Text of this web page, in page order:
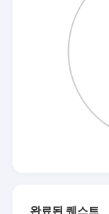
완료된 퀘스트